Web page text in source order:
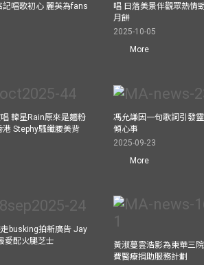
唱歌初心 麗英為fans
唱 日落美景伴觀眾熱情
月餅
2025-10-05
More
韓星Rain原來是麵粉
Stephy騷纖腰美背
馮允謙因一句歌詞引發
傾心事
2025-09-23
More
busking拍新廣告 Jay
愛配火腿芝士
黃淑蔓雲浩影為東華三
費醫療捐助服務計劃